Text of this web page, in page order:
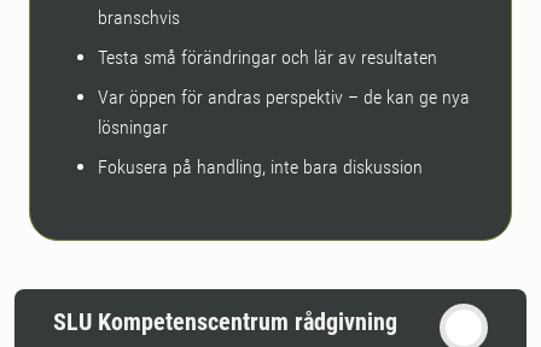
branschvis
Testa små förändringar och lär av resultaten
Var öppen för andras perspektiv – de kan ge nya
lösningar
Fokusera på handling, inte bara diskussion
SLU Kompetenscentrum rådgivning